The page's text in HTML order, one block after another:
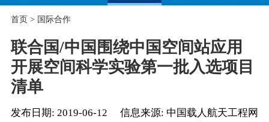
首页> 国际合作
联合国/中国围绕中国空间站应用
开展空间科学实验第一批入选项目
清单
发布日期: 2019-06-12 信息来源: 中国载人航天工程网